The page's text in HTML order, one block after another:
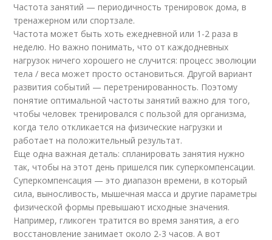
Частота занятий — периодичность тренировок дома, в
тренажерном или спортзале.
Частота может быть хоть ежедневной или 1-2 раза в
неделю. Но важно понимать, что от каждодневных
нагрузок ничего хорошего не случится: процесс эволюции
тела / веса может просто остановиться. Другой вариант
развития событий — перетренированность. Поэтому
понятие оптимальной частоты занятий важно для того,
чтобы человек тренировался с пользой для организма,
когда тело откликается на физические нагрузки и
работает на положительный результат.
Еще одна важная деталь: спланировать занятия нужно
так, чтобы на этот день пришелся пик суперкомпенсации.
Суперкомпенсация — это диапазон времени, в который
сила, выносливость, мышечная масса и другие параметры
физической формы превышают исходные значения.
Например, гликоген тратится во время занятия, а его
восстановление занимает около 2-3 часов. А вот